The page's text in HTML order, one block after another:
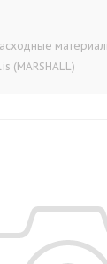
(MARSHALL)